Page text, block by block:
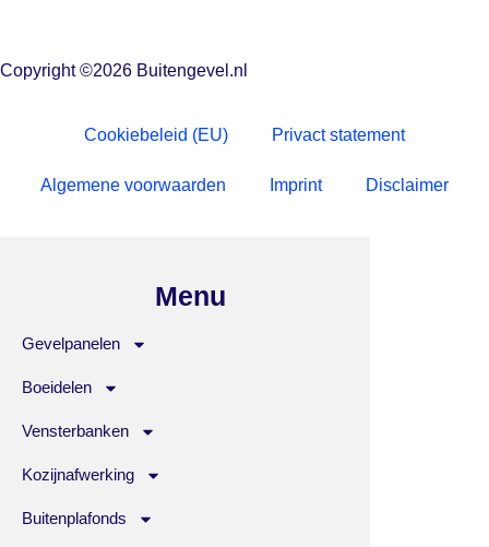
Copyright ©2026 Buitengevel.nl
Cookiebeleid (EU) Privact statement
Algemene voorwaarden Imprint Disclaimer
Menu
Gevelpanelen
Boeidelen
Vensterbanken
Kozijnafwerking
Buitenplafonds